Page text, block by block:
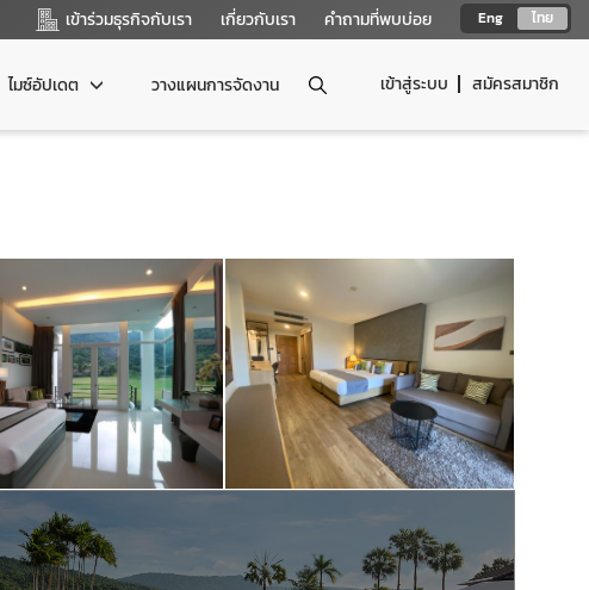
Eng ไทย
เข้าร่วมธุรกิจกับเรา เกี่ยวกับเรา คำถามที่พบบ่อย
เข้าสู่ระบบ สมัครสมาชิก
ไมซ์อัปเดต วางแผนการจัดงาน